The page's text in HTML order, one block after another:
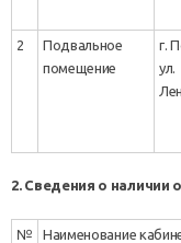
2
Подвальное
помещение
г.
ул.
2. Сведения о наличии
№ Наименование